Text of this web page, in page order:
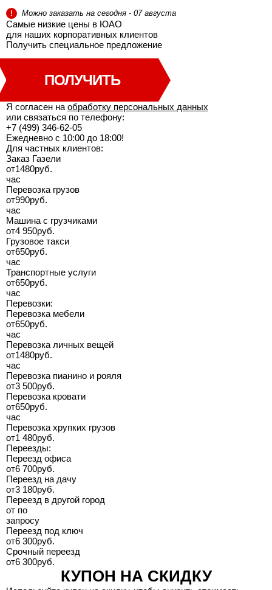
! Можно заказать на сегодня - 07 августа
Самые низкие цены в ЮАО
для наших корпоративных клиентов
Получить специальное предложение
ПОЛУЧИТЬ
Я согласен на обработку персональных данных
или связаться по телефону:
+7 (499) 346-62-05
Ежедневно с 10:00 до 18:00!
Для частных клиентов:
Заказ Газели
от1480руб.
час
Перевозка грузов
от990руб.
час
Машина с грузчиками
от4 950руб.
Грузовое такси
от650руб.
час
Транспортные услуги
от650руб.
час
Перевозки:
Перевозка мебели
от650руб.
час
Перевозка личных вещей
от1480руб.
час
Перевозка пианино и рояля
от3 500руб.
Перевозка кровати
от650руб.
час
Перевозка хрупких грузов
от1 480руб.
Переезды:
Переезд офиса
от6 700руб.
Переезд на дачу
от3 180руб.
Переезд в другой город
от по
запросу
Переезд под ключ
от6 300руб.
Срочный переезд
от6 300руб.
КУПОН НА СКИДКУ